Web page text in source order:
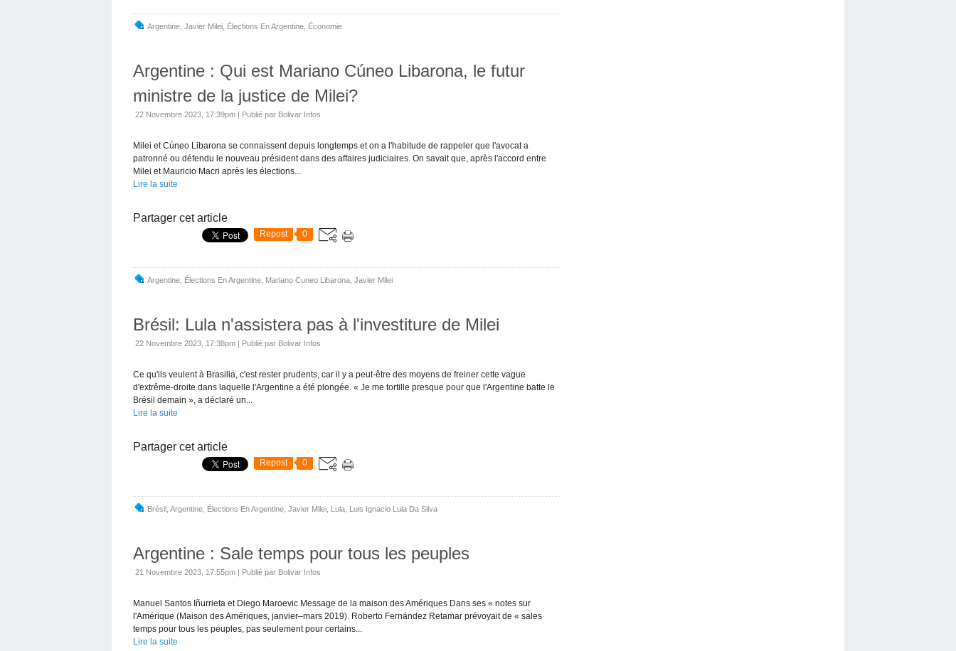
Argentine Javier Milei Élections En Argentine Économie
Argentine : Qui est Mariano Cúneo Libarona, le futur
ministre de la justice de Milei?
22 Novembre 2023, 17:39pm | Publié par Bolivar Infos
Milei et Cúneo Libarona se connaissent depuis longtemps et on a l'habitude de rappeler que l'avocat a
patronné ou défendu le nouveau président dans des affaires judiciaires. On savait que, après l'accord entre
Milei et Mauricio Macri après les élections...
Lire la suite
Partager cet article
Repost 0
Argentine Élections En Argentine Mariano Cuneo Libarona Javier Milei
Brésil: Lula n'assistera pas à l'investiture de Milei
22 Novembre 2023, 17:38pm | Publié par Bolivar Infos
Ce qu'ils veulent à Brasilia, c'est rester prudents, car il y a peut-être des moyens de freiner cette vague
d'extrême-droite dans laquelle l'Argentine a été plongée. « Je me tortille presque pour que l'Argentine batte le
Brésil demain », a déclaré un...
Lire la suite
Partager cet article
Repost 0
Brésil Argentine Élections En Argentine Javier Milei Lula Luis Ignacio Lula Da Silva
Argentine : Sale temps pour tous les peuples
21 Novembre 2023, 17:55pm | Publié par Bolivar Infos
Manuel Santos Iñurrieta et Diego Maroevic Message de la maison des Amériques Dans ses « notes sur
l'Amérique (Maison des Amériques, janvier–mars 2019). Roberto Fernández Retamar prévoyait de « sales
temps pour tous les peuples, pas seulement pour certains...
Lire la suite